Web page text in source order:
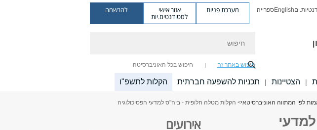
Englishספרייה מערכת פניות אזור אישי
לסטודנטים.יות
להרשמה
חיפוש באתר זה חיפוש בכל האוניברסיטה
| הצטיינות | תכניות להשפעה חברתית הקלות לתשפ"ו
לפי המתווה האוניברסיטאי> הקלות מטלה חלופית - ביה"ס למדעי הפסיכולוגיה
אירועים